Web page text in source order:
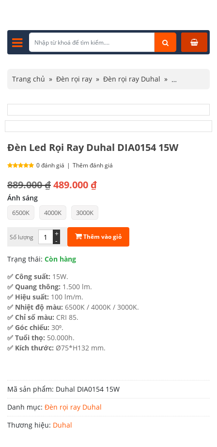
Trang chủ » Đèn rọi ray » Đèn rọi ray Duhal »
Đèn Led Rọi Ray Duhal DIA0154 15W
0 đánh giá | Thêm đánh giá
889.000₫
Giá
gốc
là:
889.000 ₫.
489.000 ₫
Giá
hiện
tại
489.000 ₫.
Ánh sáng
6500K 4000K 3000K
Số lượng -
+ Thêm vào giỏ
Trạng thái: Còn hàng
✅ Công suất: 15W.
✅ Quang thông: 1.500 lm.
✅ Hiệu suất: 100 lm/m.
✅ Nhiệt độ màu: 6500K / 4000K / 3000K.
✅ Chỉ số màu: CRI 85.
✅ Góc chiếu: 30⁰.
✅ Tuổi thọ: 50.000h.
✅ Kích thước: Ø75*H132 mm.
Mã sản phẩm: Duhal DIA0154 15W
Danh mục: Đèn rọi ray Duhal
Thương hiệu: Duhal